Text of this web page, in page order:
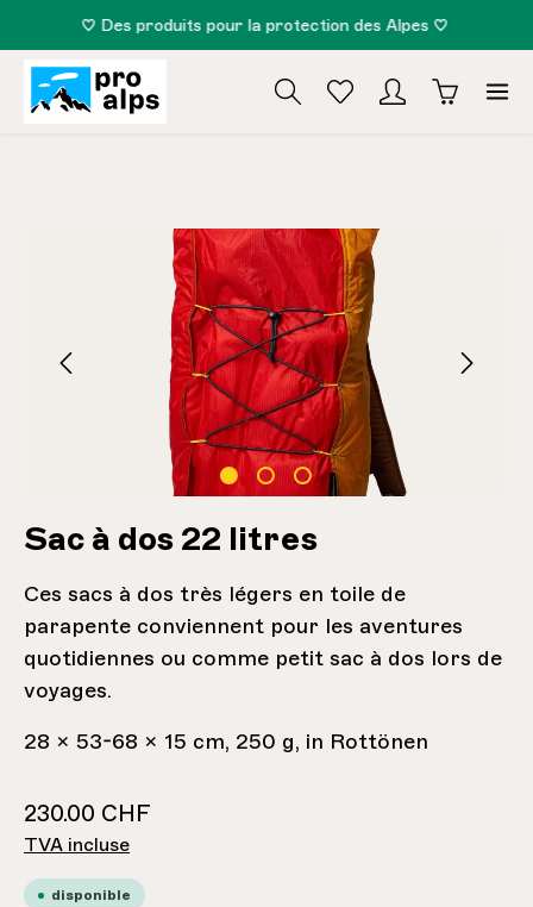
principal
♡ Des produits pour la protection des Alpes ♡
Ignorer la galerie d'images
Sac à dos 22 litres
Ces sacs à dos très légers en toile de
parapente conviennent pour les aventures
quotidiennes ou comme petit sac à dos lors de
voyages.
28 x 53-68 x 15 cm, 250 g, in Rottönen
230.00 CHF
TVA incluse
disponible